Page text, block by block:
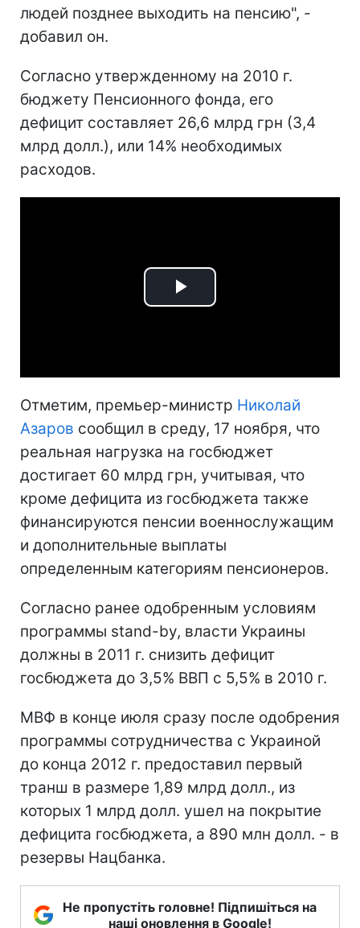
людей позднее выходить на пенсию", -
добавил он.
Согласно утвержденному на 2010 г.
бюджету Пенсионного фонда, его
дефицит составляет 26,6 млрд грн (3,4
млрд долл.), или 14% необходимых
расходов.
Play
Отметим, премьер-министр Николай
Азаров сообщил в среду, 17 ноября, что
реальная нагрузка на госбюджет
достигает 60 млрд грн, учитывая, что
кроме дефицита из госбюджета также
финансируются пенсии военнослужащим
и дополнительные выплаты
определенным категориям пенсионеров.
Согласно ранее одобренным условиям
программы stand-by, власти Украины
должны в 2011 г. снизить дефицит
госбюджета до 3,5% ВВП с 5,5% в 2010 г.
МВФ в конце июля сразу после одобрения
программы сотрудничества с Украиной
до конца 2012 г. предоставил первый
транш в размере 1,89 млрд долл., из
которых 1 млрд долл. ушел на покрытие
дефицита госбюджета, а 890 млн долл. - в
резервы Нацбанка.
Не пропустіть головне! Підпишіться на
наші оновлення в Google!